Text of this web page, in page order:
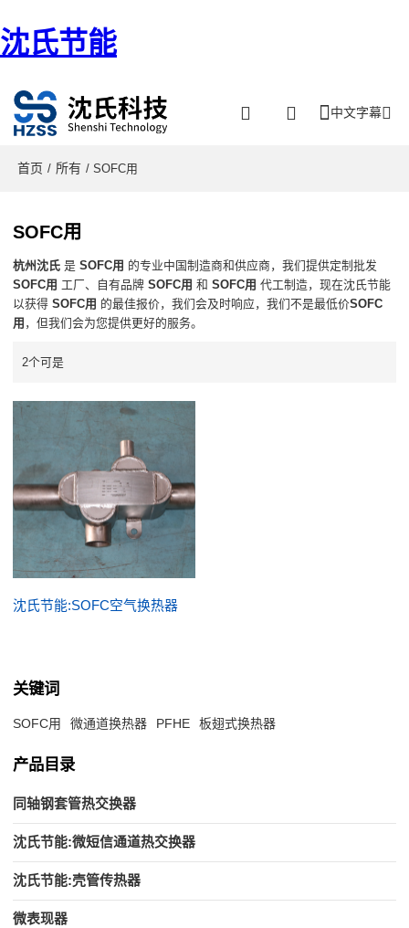
沈氏节能
中文字幕
首页 / 所有 / SOFC用
SOFC用
杭州沈氏 是SOFC用 的专业中国制造商和供应商，我们提供定制批发
SOFC用 工厂、自有品牌SOFC用 和SOFC用 代工制造，现在沈氏节能
以获得SOFC用 的最佳报价，我们会及时响应，我们不是最低价SOFC
用 ，但我们会为您提供更好的服务。
2个可是
沈氏节能:SOFC空气换热器
关键词
SOFC用 微通道换热器 PFHE 板翅式换热器
产品目录
同轴钢套管热交换器
沈氏节能:微短信通道热交换器
沈氏节能:壳管传热器
微表现器